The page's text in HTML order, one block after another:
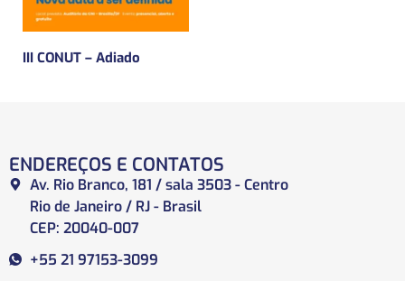
III CONUT – Adiado
ENDEREÇOS E CONTATOS
Av. Rio Branco, 181 / sala 3503 - Centro
Rio de Janeiro / RJ - Brasil
CEP: 20040-007
+55 21 97153-3099